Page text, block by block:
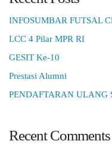
INFOSUMBAR FUTSAL
LCC 4 Pilar MPR RI
GESIT Ke-10
Prestasi Alumni
PENDAFTARAN ULANG
Recent Comments